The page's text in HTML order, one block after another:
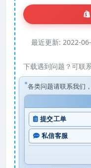
最近更新: 2022-
下载遇到问题？可联
各类问题请联系我们，
提交工单
私信客服